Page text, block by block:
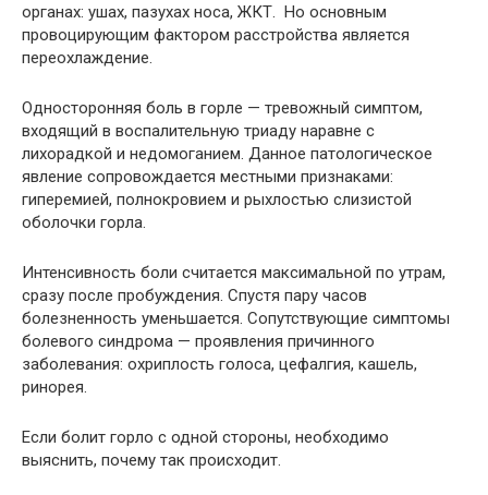
органах: ушах, пазухах носа, ЖКТ. Но основным
провоцирующим фактором расстройства является
переохлаждение.
Односторонняя боль в горле — тревожный симптом,
входящий в воспалительную триаду наравне с
лихорадкой и недомоганием. Данное патологическое
явление сопровождается местными признаками:
гиперемией, полнокровием и рыхлостью слизистой
оболочки горла.
Интенсивность боли считается максимальной по утрам,
сразу после пробуждения. Спустя пару часов
болезненность уменьшается. Сопутствующие симптомы
болевого синдрома — проявления причинного
заболевания: охриплость голоса, цефалгия, кашель,
ринорея.
Если болит горло с одной стороны, необходимо
выяснить, почему так происходит.